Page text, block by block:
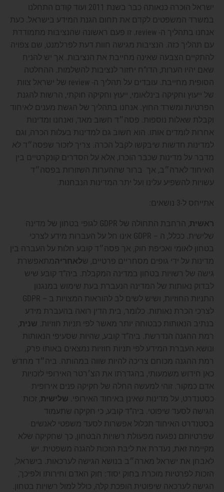
ישראל הוכרה כנאותה כבר בשנת 2011 ועוד קודם התחלנו
במשרד המשפטים לקדם את תחום הגנת המידע בישראל. כעת
אנחנו בתהליך ה- review. זו פעם ראשונה שהנציבות מתמודדת
עם תהליך כזה. הנציבות מגישה חוות דעת לפרלמנט, שם צפויה
להתקיים הצבעה שאינה מחייבת את הנציבות. אך יש להניח
שאם יהיו הערות, הדו”ח יחזור לנציבות להשלמות. ההחלטה
הסופית מחייבת. עובדים על תהליך ה- review של ישראל צוות
של ייעוץ וחקיקה בינלאומי, ייעוץ וחקיקה חוקתי, הרשות להגנת
הפרטיות ומשרד החוץ. אנחנו בתהליך של הגשת מענים לאיחוד
וקבלת שאלות נוספות. פסה״ד חשוב מאד, ואנחנו ומדינות
אחרות לומדים אותו. הוא חשוב גם למדינות בעלות הכרה, וגם
למדינות חדשות שיבקשו לקבל הכרה. צריך לזכור שפסה״ד לא
מדבר על מדינות שכבר הוכרו, אלא על הסדרים קונקרטיים בין
האיחוד לארה״ב, אך ברור שההערות השזורות בפסה״ד
עשויות להשפיע עלינו ועל יתר המדינות הנבחנות.
אתייחס ל-3 נושאים:
ראשית
, הרחבת התחולה של GDPR לגופי בטחון של מדינה
שלישית. ככלל, ה – GDPR אינו חל על העברות מידע לצרכי
בטחון לאומי ואכיפת חוק, אך פסה״ד קובע חלות על העברה בין
מדינות על ידי גופים מסחריים פרטיים, שלאחריה מתאפשרת
גישה של רשויות בטחון במדינה המקבלת. ביה”ד קובע שיש
לבדוק נאותות של המדינה הנעברת בעת שימוש במנגנון
התניות החוזיות, ושיש לשים לב להוראות המצויות ב – GDPR
לצרכי הכרת נאותות. כלומר, בית הדין רואה בהעברת מידע
בנתיב הנאותות כבטוחה יותר מאשר לפי תניות חוזיות. שנית,
רמת ההגנה הנדרשת. ביה”ד קובע, שהיות שסעיפי הנאותות
ונושא העברת המידע לפי תניות חוזיות נמצאים באותו פרק,
רמת ההגנה מכוחם צריכה להיות שווה במהותה. ביה״ד מחדש
כאן חידוש משמעותי, בהגדרתו את הצ׳רטר האירופי לזכויות
אדם כמקור. זוהי למעשה החלה של חקיקה פנים אירופית
כסטנדרט, על מדינות שאינן באיחוד האירופי. שלישית, זכות
הגישה לסעד שיפוטי. ביה”ד קובע, כי חקיקה שתעמוד
בסטנדרט האיחוד תכלול אפשרות לסעד משפטי לאנשים
שפרטיותם נפגעה מפעולת רשויות הבטחון, כך שחקיקה שלא
מקיימת זאת, נעדרת את ליבת הזכות להגנה משפטית. יש
לאבחן את ישראל מארה״ב בנושא הגישה לערכאות. בישראל,
הזכות לפרטיות מוכרת בחוק יסוד: חוק האדם וחירותו ולפיכך,
הגישה לערכאה שיפוטית הופכת קלה, כולל למול רשויות בטחון.